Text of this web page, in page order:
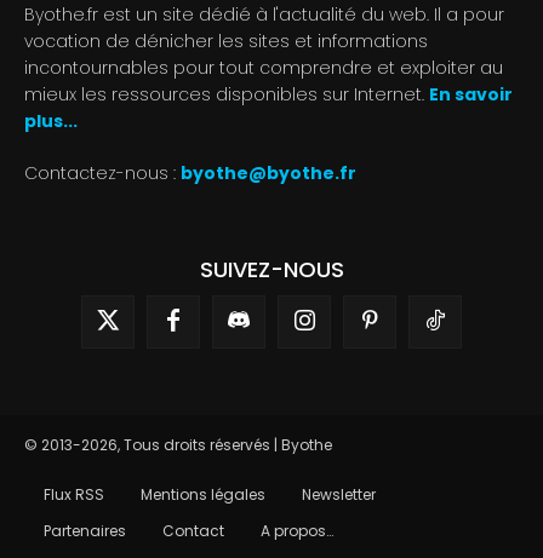
Byothe.fr est un site dédié à l'actualité du web. Il a pour
vocation de dénicher les sites et informations
incontournables pour tout comprendre et exploiter au
mieux les ressources disponibles sur Internet. En savoir
plus...
Contactez-nous : byothe@byothe.fr
SUIVEZ-NOUS
© 2013-2026, Tous droits réservés | Byothe
Flux RSS Mentions légales
Newsletter
Partenaires
Contact
A propos…